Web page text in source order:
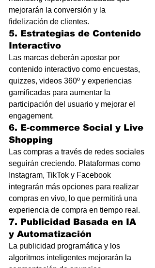
mejorarán la conversión y la
fidelización de clientes.
5. Estrategias de Contenido
Interactivo
Las marcas deberán apostar por
contenido interactivo como encuestas,
quizzes, videos 360º y experiencias
gamificadas para aumentar la
participación del usuario y mejorar el
engagement.
6. E-commerce Social y Live
Shopping
Las compras a través de redes sociales
seguirán creciendo. Plataformas como
Instagram, TikTok y Facebook
integrarán más opciones para realizar
compras en vivo, lo que permitirá una
experiencia de compra en tiempo real.
7. Publicidad Basada en IA
y Automatización
La publicidad programática y los
algoritmos inteligentes mejorarán la